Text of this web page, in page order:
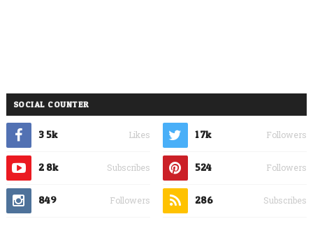
SOCIAL COUNTER
3.5k Likes 1.7k Followers
2.8k Subscribes 524 Followers
849 Followers 286 Subscribes